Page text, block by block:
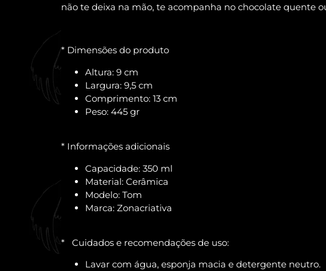
não te deixa na mão, te acompanha no chocolate quente
* Dimensões do produto
Altura: 9 cm
Largura: 9,5 cm
Comprimento: 13 cm
Peso: 445 gr
* Informações adicionais
Capacidade: 350 ml
Material: Cerâmica
Modelo: Tom
Marca: Zonacriativa
* Cuidados e recomendações de uso:
Lavar com água, esponja macia e detergente neutro.